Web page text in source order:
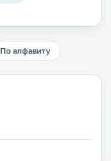
По алфавиту